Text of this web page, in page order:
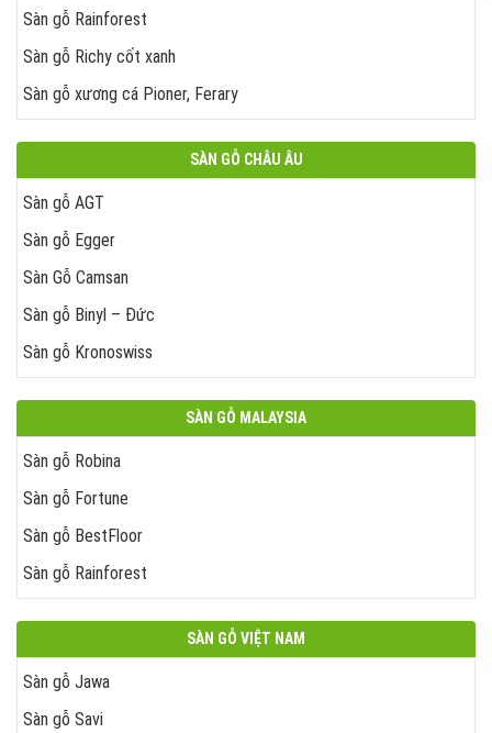
Sàn gỗ Rainforest
Sàn gỗ Richy cốt xanh
Sàn gỗ xương cá Pioner, Ferary
SÀN GỖ CHÂU ÂU
Sàn gỗ AGT
Sàn gỗ Egger
Sàn Gỗ Camsan
Sàn gỗ Binyl – Đức
Sàn gỗ Kronoswiss
SÀN GỖ MALAYSIA
Sàn gỗ Robina
Sàn gỗ Fortune
Sàn gỗ BestFloor
Sàn gỗ Rainforest
SÀN GỖ VIỆT NAM
Sàn gỗ Jawa
Sàn gỗ Savi